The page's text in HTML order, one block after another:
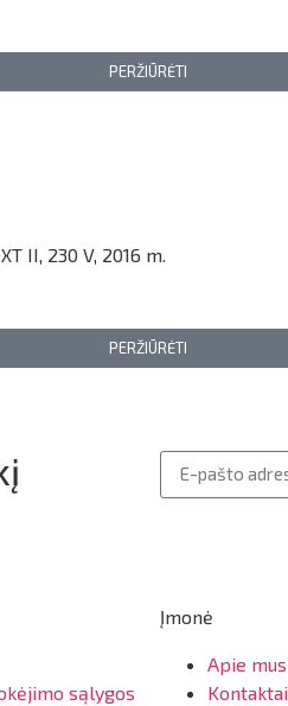
PERŽIŪRĖTI
II, 230 V, 2016 m.
PERŽIŪRĖTI
sąlygos
Įmonė
Apie mus
Kontaktai